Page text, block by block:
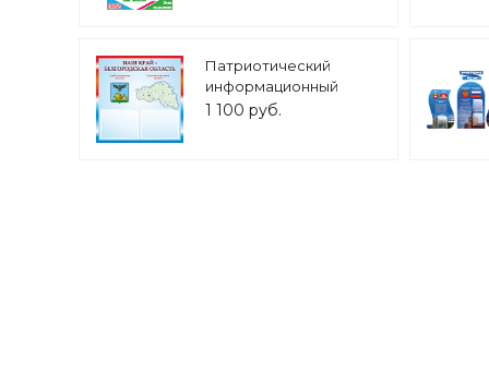
Патриотический
информационный
стенд "Белгородская
1 100 руб.